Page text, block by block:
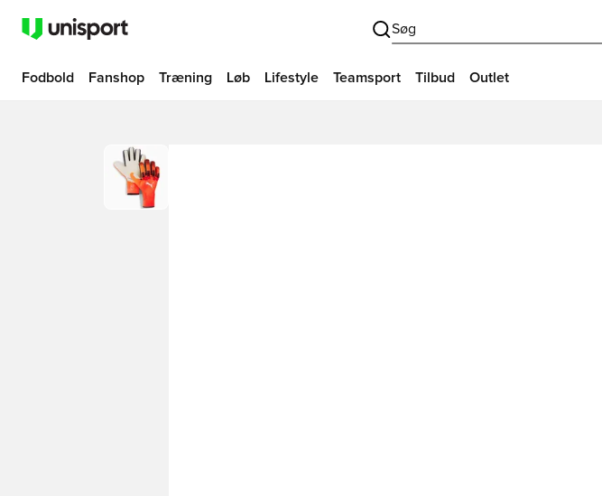
Søg
Fodbold Fanshop Træning Løb Lifestyle Teamsport Tilbud Outlet